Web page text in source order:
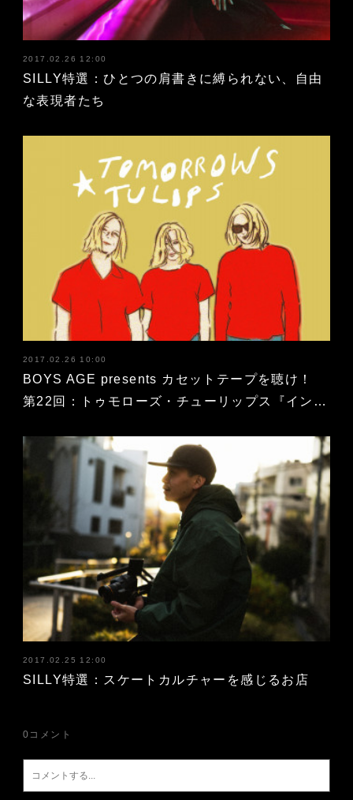
2017.02.26 12:00
SILLY特選：ひとつの肩書きに縛られない、自由
な表現者たち
2017.02.26 10:00
BOYS AGE presents カセットテープを聴け！
第22回：トゥモローズ・チューリップス『イン…
2017.02.25 12:00
SILLY特選：スケートカルチャーを感じるお店
0 コメント